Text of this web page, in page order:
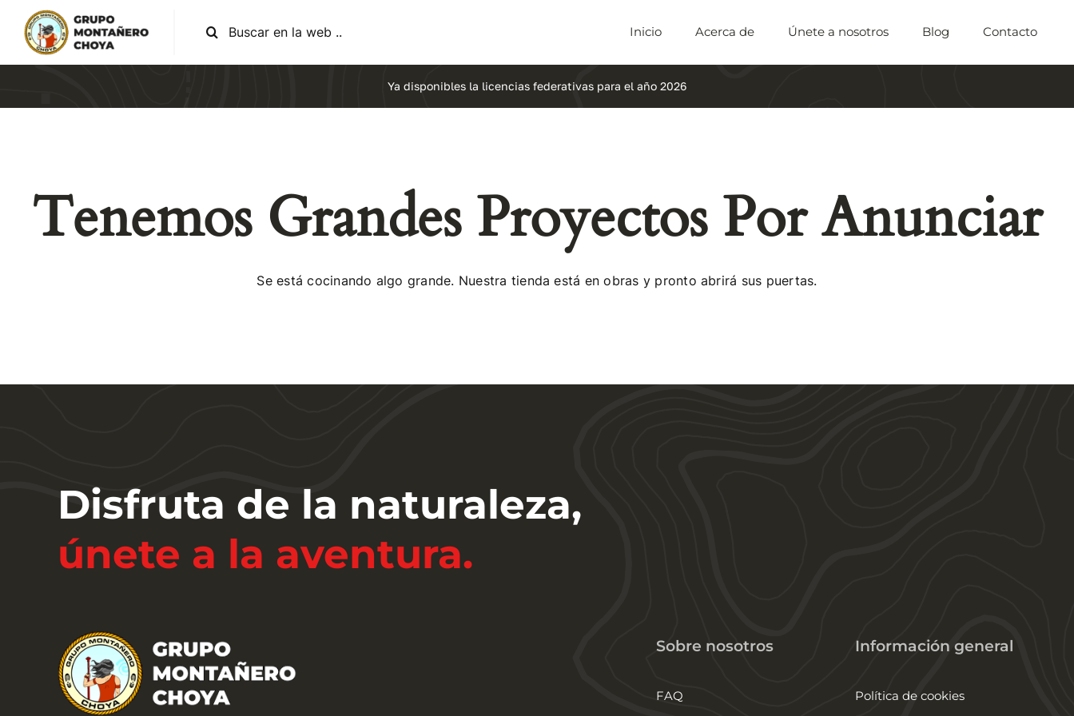
content
Search
Inicio Acerca de Únete a nosotros Blog Contacto
Ya disponibles la licencias federativas para el año 2026
Tenemos Grandes Proyectos Por Anunciar
Se está cocinando algo grande. Nuestra tienda está en obras y pronto abrirá sus puertas.
Disfruta de la naturaleza,
únete a la aventura.
Sobre nosotros
FAQ
Información general
Política de cookies